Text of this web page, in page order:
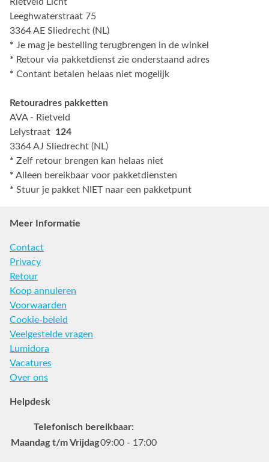
Leeghwaterstraat 75
3364 AE Sliedrecht (NL)
* Je mag je bestelling terugbrengen in de winkel
* Retour via pakketdienst zie onderstaand adres
* Contant betalen helaas niet mogelijk
Retouradres pakketten
AVA - Rietveld
Lelystraat 124
3364 AJ Sliedrecht (NL)
* Zelf retour brengen kan helaas niet
* Alleen bereikbaar voor pakketdiensten
* Stuur je pakket NIET naar een pakketpunt
Meer Informatie
Contact
Privacy
Retour
Koop annuleren
Voorwaarden
Cookie-beleid
Veelgestelde vragen
Lumidora
Vacatures
Over ons
Helpdesk
Telefonisch bereikbaar:
Maandag t/m Vrijdag09:00 - 17:00